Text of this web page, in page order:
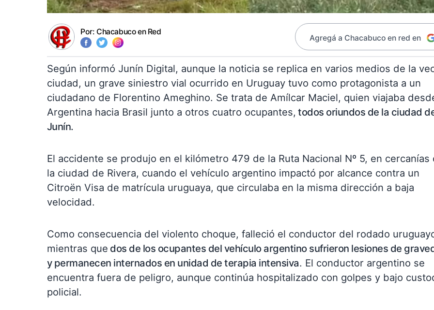
Por: Chacabuco en Red
Agregá a Chacabuco en red en
Según informó Junín Digital, aunque la noticia se replica en varios medios de la
ciudad, un grave siniestro vial ocurrido en Uruguay tuvo como protagonista a un
ciudadano de Florentino Ameghino. Se trata de Amílcar Maciel, quien viajaba
Argentina hacia Brasil junto a otros cuatro ocupantes, todos oriundos de la ciudad
Junín.
El accidente se produjo en el kilómetro 479 de la Ruta Nacional Nº 5, en cercanías
la ciudad de Rivera, cuando el vehículo argentino impactó por alcance contra un
Citroën Visa de matrícula uruguaya, que circulaba en la misma dirección a baja
velocidad.
Como consecuencia del violento choque, falleció el conductor del rodado
mientras que dos de los ocupantes del vehículo argentino sufrieron lesiones de
y permanecen internados en unidad de terapia intensiva. El conductor argentino se
encuentra fuera de peligro, aunque continúa hospitalizado con golpes y bajo
policial.